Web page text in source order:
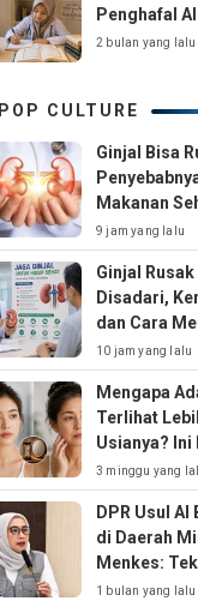
Penghafal
2 bulan yang lalu
POP CULTURE
Ginjal Bisa
Makanan
9 jam yang lalu
Ginjal
Disadari,
dan Cara
Ginjal Sejak
10 jam yang lalu
Mengapa
Terlihat
Usianya? Ini
Jarang
3 minggu yang
DPR Usul
di Daerah
Menkes:
Gantikan
1 bulan yang lalu